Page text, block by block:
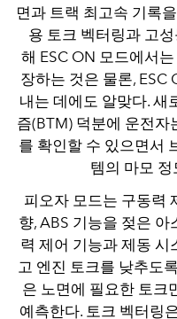
면과 트랙 최고속 기록
용 토크 벡터링과 고
해 ESC ON 모드에서
장하는 것은 물론, ESC
내는 데에도 알맞다. 새
즘(BTM) 덕분에 운전자
를 확인할 수 있으면서
템의 마모
피오자 모드는 구동력
향, ABS 기능을 젖은
력 제어 기능과 제동
고 엔진 토크를 낮추도
은 노면에 필요한 토크
예측한다. 토크 벡터링